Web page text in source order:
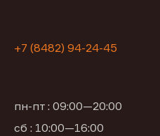
+7 (8482) 94-24-45
пн-пт : 09:00—20:00
сб : 10:00—16:00